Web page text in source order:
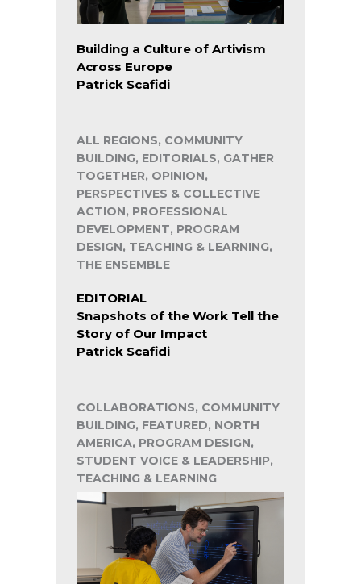
Building a Culture of Artivism
Across Europe
Patrick Scafidi
ALL REGIONS, COMMUNITY
BUILDING, EDITORIALS, GATHER
TOGETHER, OPINION,
PERSPECTIVES & COLLECTIVE
ACTION, PROFESSIONAL
DEVELOPMENT, PROGRAM
DESIGN, TEACHING & LEARNING,
THE ENSEMBLE
EDITORIAL
Snapshots of the Work Tell the
Story of Our Impact
Patrick Scafidi
COLLABORATIONS, COMMUNITY
BUILDING, FEATURED, NORTH
AMERICA, PROGRAM DESIGN,
STUDENT VOICE & LEADERSHIP,
TEACHING & LEARNING